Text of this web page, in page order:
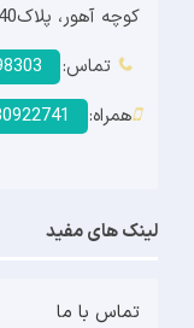
کوچه آهور، پلاک40، طبقه 4، واحد11
تماس:
همراه:
لینک های مفید
تماس با ما